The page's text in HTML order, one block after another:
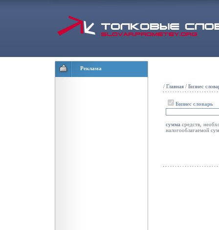
Реклама
/ Главная / Бизнес
Бизнес словарь
сумма средств,
налогооблагаемой